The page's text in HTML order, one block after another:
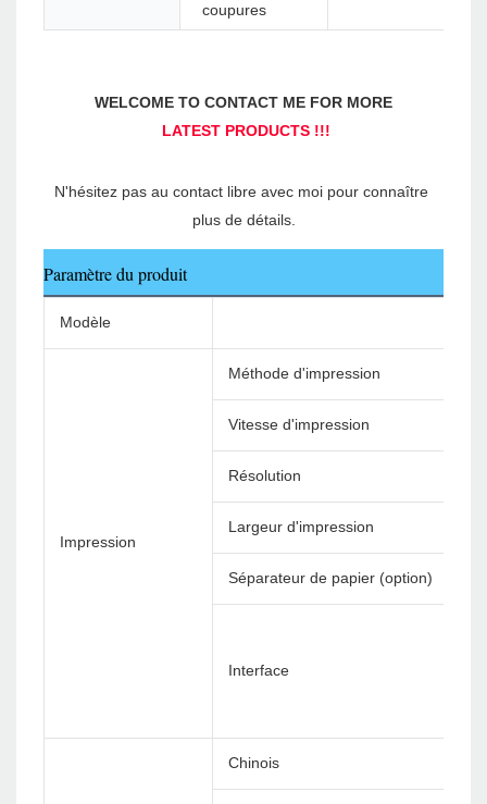
coupures
N'hésitez pas au contact libre avec moi pour connaître
Paramètre du produit
Modèle
Impression
Méthode d'impression
Vitesse d'impression
Résolution
Largeur d'impression
Séparateur de papier (option)
Interface
Chinois